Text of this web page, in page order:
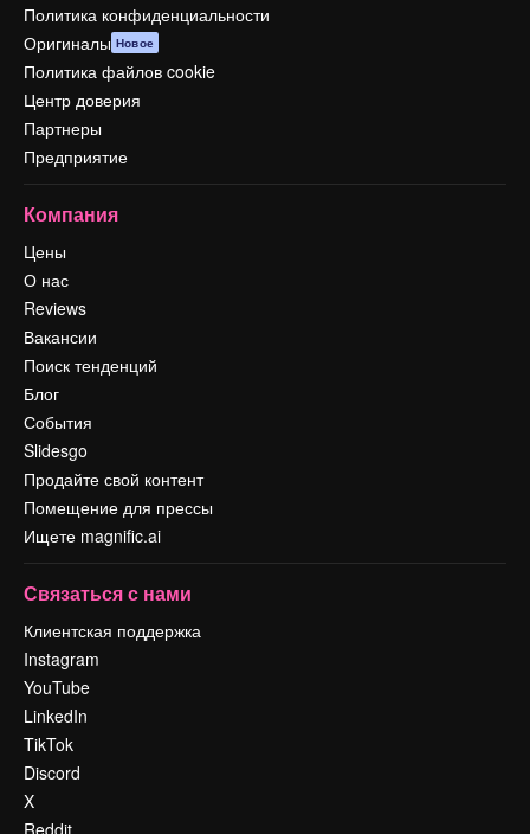
Политика конфиденциальности
Оригиналы Новое
Политика файлов cookie
Центр доверия
Партнеры
Предприятие
Компания
Цены
О нас
Reviews
Вакансии
Поиск тенденций
Блог
События
Slidesgo
Продайте свой контент
Помещение для прессы
Ищете magnific.ai
Связаться с нами
Клиентская поддержка
Instagram
YouTube
LinkedIn
TikTok
Discord
X